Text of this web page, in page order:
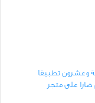
وعشرون تطبيقا
ضارا على متجر